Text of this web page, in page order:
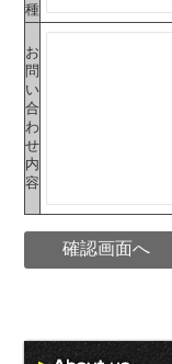
種
お
問
い
合
わ
せ
内
容